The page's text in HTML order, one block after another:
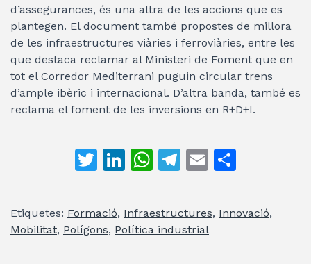
d’assegurances, és una altra de les accions que es
plantegen. El document també propostes de millora
de les infraestructures viàries i ferroviàries, entre les
que destaca reclamar al Ministeri de Foment que en
tot el Corredor Mediterrani puguin circular trens
d’ample ibèric i internacional. D’altra banda, també es
reclama el foment de les inversions en R+D+I.
T
itt
er
Li
k
e
W
at
s
T
e
gr
E
ai
l
p
Etiquetes: Formació, Infraestructures, Innovació,
Mobilitat, Polígons, Política industrial